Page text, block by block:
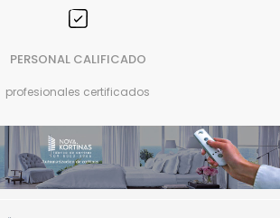
PERSONAL CALIFICADO
profesionales certificados